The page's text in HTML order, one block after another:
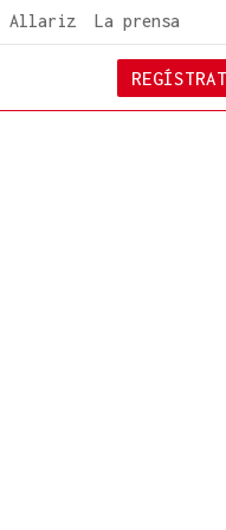
Allariz La prensa